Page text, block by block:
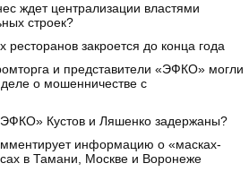
ждет централизации властями
строек?
ресторанов закроется до конца года
и представители «ЭФКО» могли
о мошенничестве с
Кустов и Ляшенко задержаны?
информацию о «масках-
в Тамани, Москве и Воронеже